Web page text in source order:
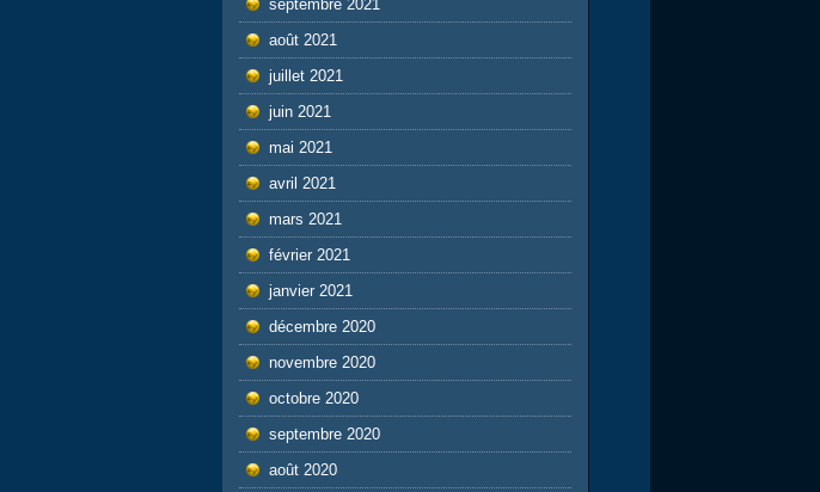
septembre 2021
août 2021
juillet 2021
juin 2021
mai 2021
avril 2021
mars 2021
février 2021
janvier 2021
décembre 2020
novembre 2020
octobre 2020
septembre 2020
août 2020